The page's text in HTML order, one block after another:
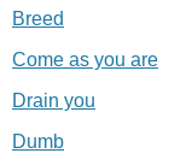
Breed
Come as you are
Drain you
Dumb